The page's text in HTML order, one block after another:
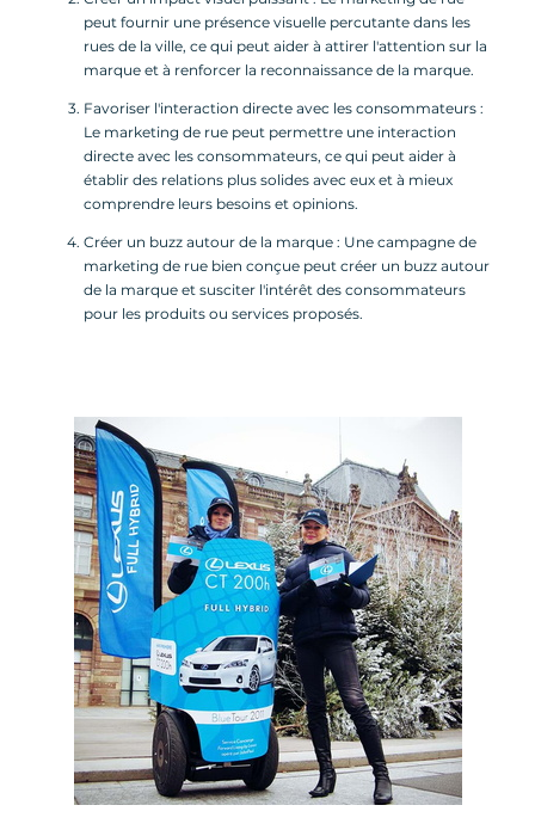
peut fournir une présence visuelle percutante dans les
rues de la ville, ce qui peut aider à attirer l'attention sur la
marque et à renforcer la reconnaissance de la marque.
Favoriser l'interaction directe avec les consommateurs :
Le marketing de rue peut permettre une interaction
directe avec les consommateurs, ce qui peut aider à
établir des relations plus solides avec eux et à mieux
comprendre leurs besoins et opinions.
Créer un buzz autour de la marque : Une campagne de
marketing de rue bien conçue peut créer un buzz autour
de la marque et susciter l'intérêt des consommateurs
pour les produits ou services proposés.